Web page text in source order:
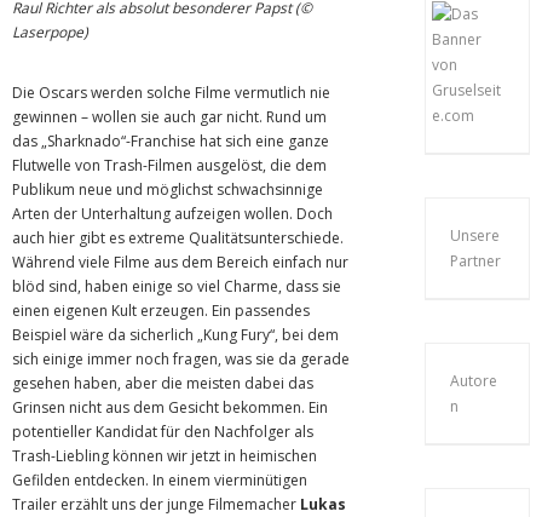
Raul Richter als absolut besonderer Papst (©
Laserpope)
Die Oscars werden solche Filme vermutlich nie
gewinnen – wollen sie auch gar nicht. Rund um
das „Sharknado“-Franchise hat sich eine ganze
Flutwelle von Trash-Filmen ausgelöst, die dem
Publikum neue und möglichst schwachsinnige
Arten der Unterhaltung aufzeigen wollen. Doch
auch hier gibt es extreme Qualitätsunterschiede.
Während viele Filme aus dem Bereich einfach nur
blöd sind, haben einige so viel Charme, dass sie
einen eigenen Kult erzeugen. Ein passendes
Beispiel wäre da sicherlich „Kung Fury“, bei dem
sich einige immer noch fragen, was sie da gerade
gesehen haben, aber die meisten dabei das
Grinsen nicht aus dem Gesicht bekommen. Ein
potentieller Kandidat für den Nachfolger als
Trash-Liebling können wir jetzt in heimischen
Gefilden entdecken. In einem vierminütigen
Trailer erzählt uns der junge Filmemacher Lukas
Unsere
Partner
Autore
n